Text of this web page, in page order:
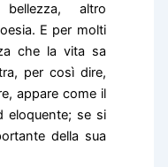
altro
E per molti
che la vita sa
per così dire,
appare come il
eloquente; se si
della sua